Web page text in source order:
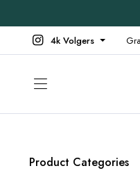
4k Volgers
Product Categories